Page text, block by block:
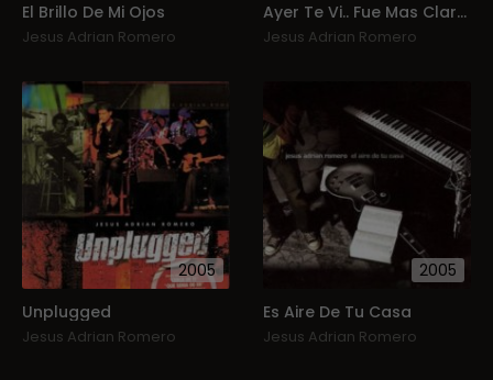
El Brillo De Mi Ojos
Jesus Adrian Romero
Ayer Te Vi.. Fue Mas Claro Que La Luna
Jesus Adrian Romero
2005
Unplugged
Jesus Adrian Romero
2005
Es Aire De Tu Casa
Jesus Adrian Romero